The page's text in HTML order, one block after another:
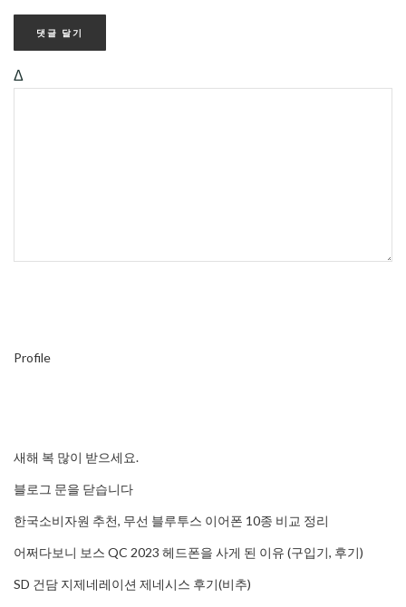
Δ
Profile
새해 복 많이 받으세요.
블로그 문을 닫습니다
한국소비자원 추천, 무선 블루투스 이어폰 10종 비교 정리
어쩌다보니 보스 QC 2023 헤드폰을 사게 된 이유 (구입기, 후기)
SD 건담 지제네레이션 제네시스 후기(비추)